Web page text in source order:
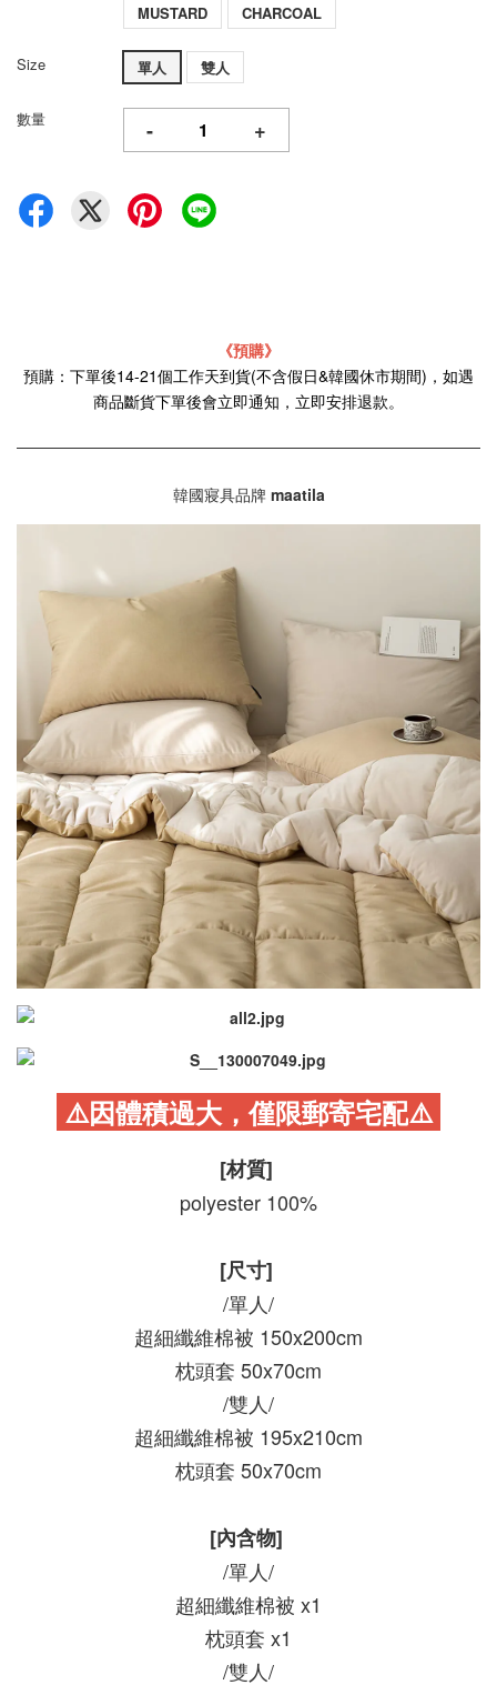
MUSTARD
CHARCOAL
Size 單人 雙人
數量 - +
《預購》
預購：下單後14-21個工作天到貨(不含假日&韓國休市期間)，如遇
商品斷貨下單後會立即通知，立即安排退款。
韓國寢具品牌 maatila
⚠️因體積過大，僅限郵寄宅配⚠️
[材質]
polyester 100%
[尺寸]
/單人/
超細纖維棉被 150x200cm
枕頭套 50x70cm
/雙人/
超細纖維棉被 195x210cm
枕頭套 50x70cm
[內含物]
/單人/
超細纖維棉被 x1
枕頭套 x1
/雙人/